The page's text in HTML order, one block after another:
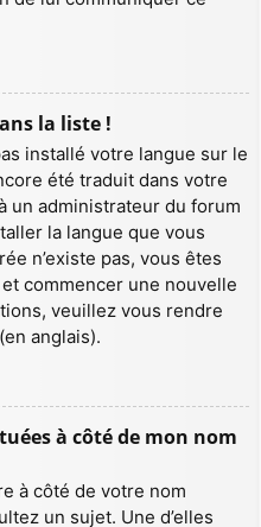
la liste !
installé votre langue sur le
été traduit dans votre
un administrateur du forum
la langue que vous
n’existe pas, vous êtes
commencer une nouvelle
veuillez vous rendre
anglais).
à côté de mon nom
à côté de votre nom
un sujet. Une d’elles